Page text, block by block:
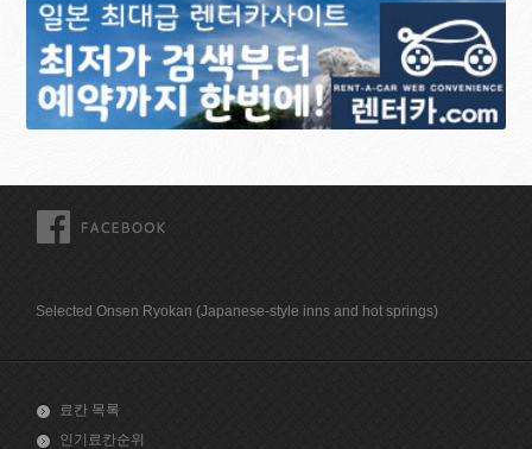
Selected Onsen Ryokan (Japanese-style inns and hot springs)
료칸 목록
인기료칸순위